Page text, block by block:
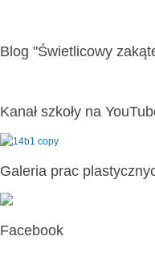
Blog "Świetlicowy
Kanał szkoły na
Galeria prac
Facebook